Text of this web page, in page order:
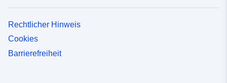
Rechtlicher Hinweis
Cookies
Barrierefreiheit